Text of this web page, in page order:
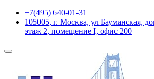
+7(495) 640-01-31
105005, г. Москва, ул Бауманская,
этаж 2, помещение I, офис 200